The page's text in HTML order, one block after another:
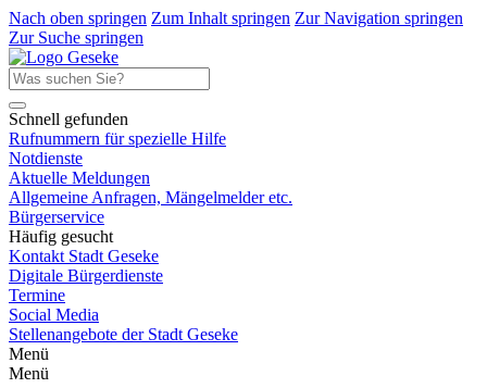
Nach oben springen Zum Inhalt springen Zur Navigation springen
Zur Suche springen
Schnell gefunden
Rufnummern für spezielle Hilfe
Notdienste
Aktuelle Meldungen
Allgemeine Anfragen, Mängelmelder etc.
Bürgerservice
Häufig gesucht
Kontakt Stadt Geseke
Digitale Bürgerdienste
Termine
Social Media
Stellenangebote der Stadt Geseke
Menü
Menü